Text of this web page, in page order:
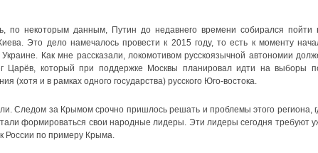
по некоторым данным, Путин до недавнего времени собирался пойти
Это дело намечалось провести к 2015 году, то есть к моменту
Как мне рассказали, локомотивом русскоязычной автономии
Царёв, который при поддержке Москвы планировал идти на выборы
(хотя и в рамках одного государства) русского Юго-востока.
Следом за Крымом срочно пришлось решать и проблемы этого региона,
формироваться свои народные лидеры. Эти лидеры сегодня требуют
России по примеру Крыма.